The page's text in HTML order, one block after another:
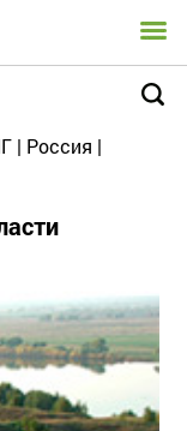
| Россия |